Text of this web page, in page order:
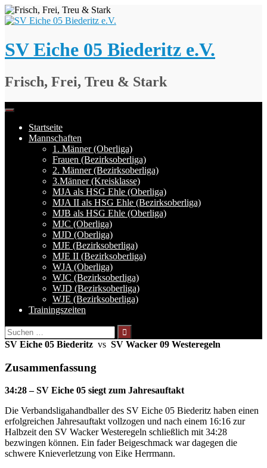
Springe
zum
SV Eiche 05 Biederitz e.V.
Frisch, Frei, Treu & Stark
Startseite
Mannschaften
1. Männer (Oberliga)
Frauen (Bezirksoberliga)
2. Männer (Bezirksoberliga)
3.Männer (Kreisklasse)
MJA als HSG Ehle (Oberliga)
MJA II als HSG Ehle (Bezirksoberliga)
MJB als HSG Ehle (Oberliga)
MJC (Oberliga)
MJD (Oberliga)
MJE (Bezirksoberliga)
MJE II (Bezirksoberliga)
WJA (Oberliga)
WJC (Bezirksoberliga)
WJD (Bezirksoberliga)
WJE (Bezirksoberliga)
Trainingszeiten
Suchen
nach:
SV Eiche 05 Biederitz vs SV Wacker 09 Westeregeln
Zusammenfassung
34:28 – SV Eiche 05 siegt zum Jahresauftakt
Die Verbandsligahandballer des SV Eiche 05 Biederitz haben einen
erfolgreichen Jahresauftakt vollzogen und nach einem 16:16 zur
Halbzeit den SV Wacker Westeregeln schließlich mit 34:28
bezwingen können. Ein fader Beigeschmack war dagegen die
schwere Knieverletzung von Eike Herrmann.